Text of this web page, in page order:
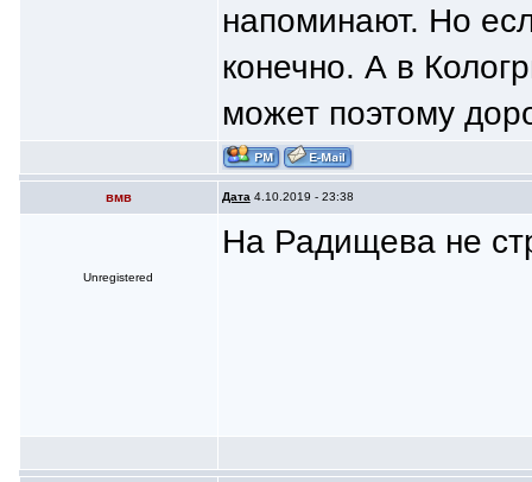
напоминают. Но
конечно. А в
может поэтому
вмв Дата 4.10.2019 - 23:38
Unregistered
На Радищева не